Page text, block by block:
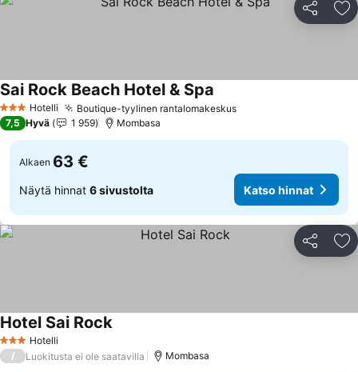
Jaa
3 Tähtiluokitus
Hotelli Boutique-tyylinen rantalomakeskusKatso hinnat
Sai Rock Beach Hotel & Spa
7,5 Hyvä 1 959 Mombasa
Alkaen 63 €
Näytä hinnat 6 sivustolta Katso hinnat
Jaa
3 Tähtiluokitus
Hotelli
Hotel Sai RockKatso hinnat
/ Luokitusta ei ole saatavilla Mombasa